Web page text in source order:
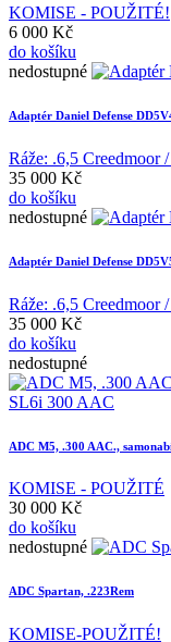
KOMISE - POUŽITÉ!
6 000 Kč
do košíku
nedostupné
Adaptér Daniel Defense
Ráže: .6,5
35 000 Kč
do košíku
nedostupné
Adaptér Daniel Defense
Ráže: .6,5
35 000 Kč
do košíku
nedostupné
ADC M5, .300 AAC.,
KOMISE - POUŽITÉ
30 000 Kč
do košíku
nedostupné
ADC Spartan, .223Rem
KOMISE-POUŽITÉ!